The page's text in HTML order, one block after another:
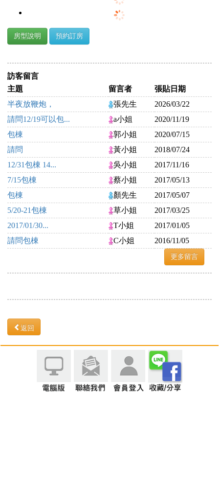
房型說明 預約訂房
訪客留言
主題
留言者
張貼日期
半夜放鞭炮，
張先生
2026/03/22
請問12/19可以包...
a小姐
2020/11/19
包棟
郭小姐
2020/07/15
請問
黃小姐
2018/07/24
12/31包棟 14...
吳小姐
2017/11/16
7/15包棟
蔡小姐
2017/05/13
包棟
顏先生
2017/05/07
5/20-21包棟
草小姐
2017/03/25
2017/01/30...
T小姐
2017/01/05
請問包棟
C小姐 2016/11/05
更多留言
返回